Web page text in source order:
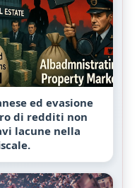
ed evasione
di redditi non
lacune nella